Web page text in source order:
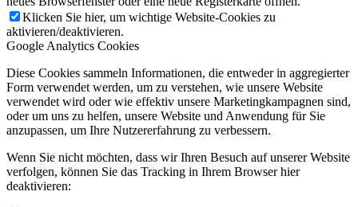
Klicken Sie hier, um wichtige Website-Cookies zu
aktivieren/deaktivieren.
Google Analytics Cookies
Diese Cookies sammeln Informationen, die entweder in aggregierter
Form verwendet werden, um zu verstehen, wie unsere Website
verwendet wird oder wie effektiv unsere Marketingkampagnen sind,
oder um uns zu helfen, unsere Website und Anwendung für Sie
anzupassen, um Ihre Nutzererfahrung zu verbessern.
Wenn Sie nicht möchten, dass wir Ihren Besuch auf unserer Website
verfolgen, können Sie das Tracking in Ihrem Browser hier
deaktivieren: